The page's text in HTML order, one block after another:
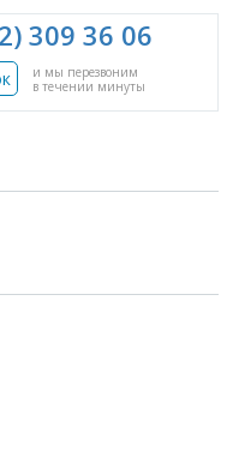
309 36 06
и мы перезвоним
в течении минуты